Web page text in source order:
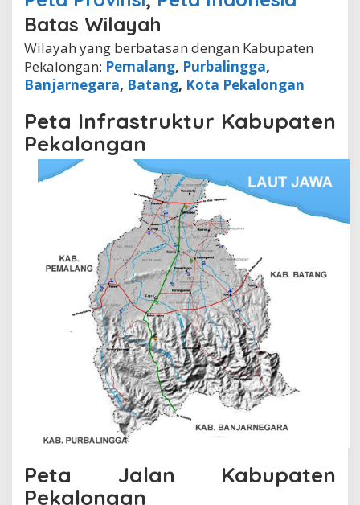
Batas Wilayah
Wilayah yang berbatasan dengan Kabupaten
Pekalongan: Pemalang, Purbalingga,
Banjarnegara, Batang, Kota Pekalongan
Peta Infrastruktur Kabupaten
Pekalongan
Peta Jalan Kabupaten
Pekalongan